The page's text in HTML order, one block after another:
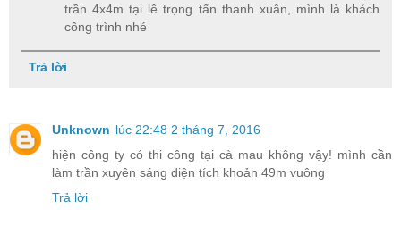
trần 4x4m tại lê trọng tấn thanh xuân, mình là khách
công trình nhé
Trả lời
Unknown lúc 22:48 2 tháng 7, 2016
hiện công ty có thi công tại cà mau không vậy! mình cần
làm trần xuyên sáng diện tích khoản 49m vuông
Trả lời